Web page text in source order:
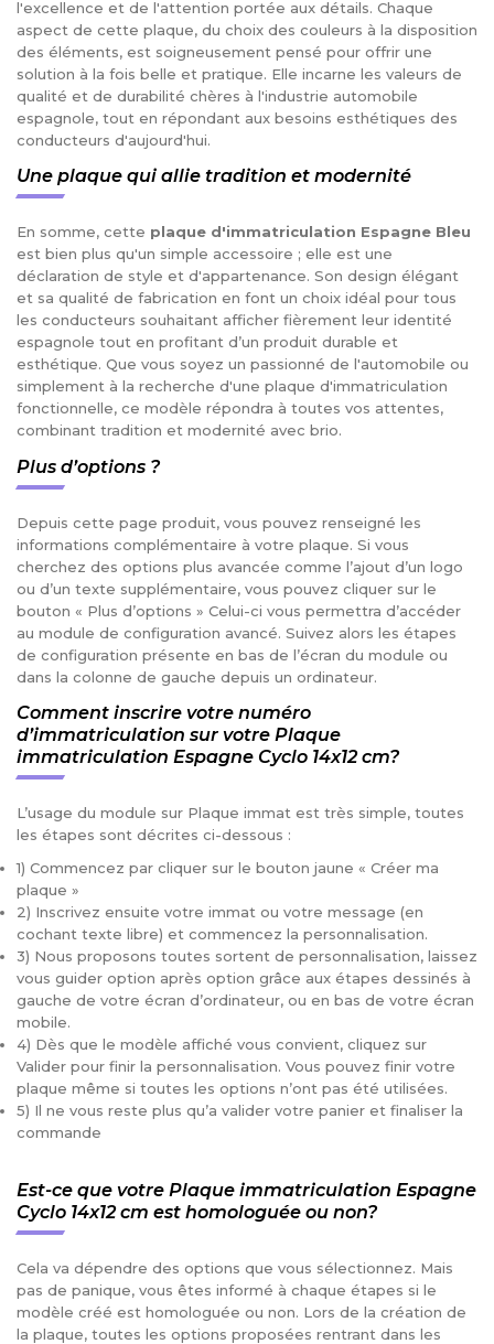
l'excellence et de l'attention portée aux détails. Chaque
aspect de cette plaque, du choix des couleurs à la disposition
des éléments, est soigneusement pensé pour offrir une
solution à la fois belle et pratique. Elle incarne les valeurs de
qualité et de durabilité chères à l'industrie automobile
espagnole, tout en répondant aux besoins esthétiques des
conducteurs d'aujourd'hui.
Une plaque qui allie tradition et modernité
En somme, cette plaque d'immatriculation Espagne Bleu
est bien plus qu'un simple accessoire ; elle est une
déclaration de style et d'appartenance. Son design élégant
et sa qualité de fabrication en font un choix idéal pour tous
les conducteurs souhaitant afficher fièrement leur identité
espagnole tout en profitant d’un produit durable et
esthétique. Que vous soyez un passionné de l'automobile ou
simplement à la recherche d'une plaque d'immatriculation
fonctionnelle, ce modèle répondra à toutes vos attentes,
combinant tradition et modernité avec brio.
Plus d’options ?
Depuis cette page produit, vous pouvez renseigné les
informations complémentaire à votre plaque. Si vous
cherchez des options plus avancée comme l’ajout d’un logo
ou d’un texte supplémentaire, vous pouvez cliquer sur le
bouton « Plus d’options » Celui-ci vous permettra d’accéder
au module de configuration avancé. Suivez alors les étapes
de configuration présente en bas de l’écran du module ou
dans la colonne de gauche depuis un ordinateur.
Comment inscrire votre numéro
d’immatriculation sur votre Plaque
immatriculation Espagne Cyclo 14x12 cm?
L’usage du module sur Plaque immat est très simple, toutes
les étapes sont décrites ci-dessous :
1) Commencez par cliquer sur le bouton jaune « Créer ma
plaque »
2) Inscrivez ensuite votre immat ou votre message (en
cochant texte libre) et commencez la personnalisation.
3) Nous proposons toutes sortent de personnalisation, laissez
vous guider option après option grâce aux étapes dessinés à
gauche de votre écran d’ordinateur, ou en bas de votre écran
mobile.
4) Dès que le modèle affiché vous convient, cliquez sur
Valider pour finir la personnalisation. Vous pouvez finir votre
plaque même si toutes les options n’ont pas été utilisées.
5) Il ne vous reste plus qu’a valider votre panier et finaliser la
commande
Est-ce que votre Plaque immatriculation Espagne
Cyclo 14x12 cm est homologuée ou non?
Cela va dépendre des options que vous sélectionnez. Mais
pas de panique, vous êtes informé à chaque étapes si le
modèle créé est homologuée ou non. Lors de la création de
la plaque, toutes les options proposées rentrant dans les